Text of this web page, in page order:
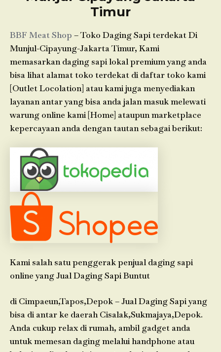
Timur
BBF Meat Shop – Toko Daging Sapi terdekat Di
Munjul-Cipayung-Jakarta Timur, Kami
memasarkan daging sapi lokal premium yang anda
bisa lihat alamat toko terdekat di daftar toko kami
[Outlet Locolation] atau kami juga menyediakan
layanan antar yang bisa anda jalan masuk melewati
warung online kami [Home] ataupun marketplace
kepercayaan anda dengan tautan sebagai berikut:
Kami salah satu penggerak penjual daging sapi
online yang Jual Daging Sapi Buntut
di Cimpaeun,Tapos,Depok – Jual Daging Sapi yang
bisa di antar ke daerah Cisalak,Sukmajaya,Depok.
Anda cukup relax di rumah, ambil gadget anda
untuk memesan daging melalui handphone atau